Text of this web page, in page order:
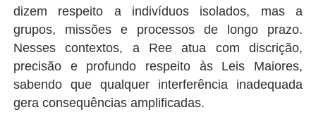
dizem respeito a indivíduos isolados, mas a
grupos, missões e processos de longo prazo.
Nesses contextos, a Ree atua com discrição,
precisão e profundo respeito às Leis Maiores,
sabendo que qualquer interferência inadequada
gera consequências amplificadas.